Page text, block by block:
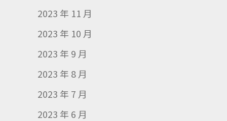
2023 年 11 月
2023 年 10 月
2023 年 9 月
2023 年 8 月
2023 年 7 月
2023 年 6 月